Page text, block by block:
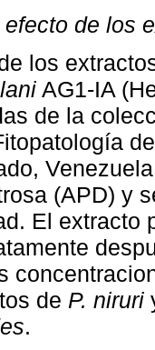
de los
los
AG1-IA
de la
(APD) y
El extracto
de P. niruri
.